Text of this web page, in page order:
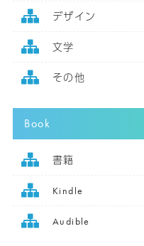
デザイン
文学
その他
Book
書籍
Kindle
Audible